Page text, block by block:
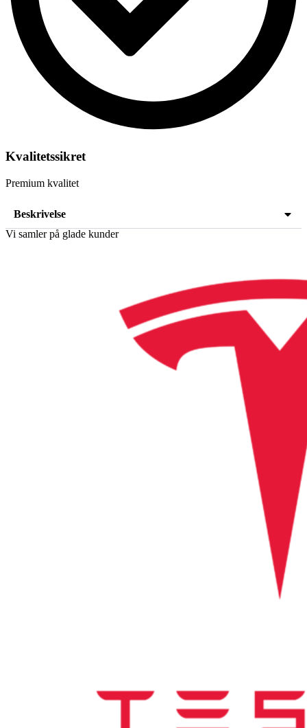
Kvalitetssikret
Premium kvalitet
Beskrivelse
Vi samler på glade kunder